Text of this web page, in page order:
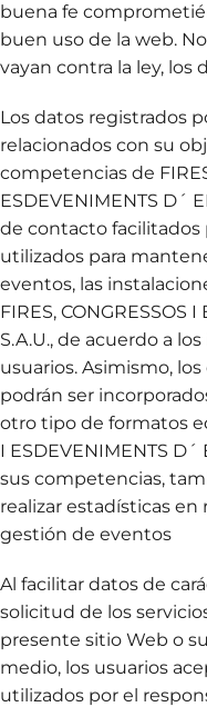
buena fe
buen uso de la web.
vayan contra la ley, los
Los datos registrados
relacionados con su
competencias de
ESDEVENIMENTS D´
de contacto facilitados
utilizados para
eventos, las
FIRES, CONGRESSOS
S.A.U., de acuerdo a
usuarios. Asimismo,
podrán ser
otro tipo de formatos
I ESDEVENIMENTS D´
sus competencias,
realizar estadísticas en
gestión de eventos
Al facilitar datos de
solicitud de los
presente sitio Web o
medio, los usuarios
utilizados por el